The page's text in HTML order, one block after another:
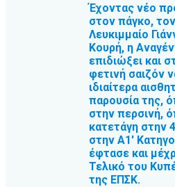
Έχοντας νέο
στον πάγκο,
Λευκιμμαίο
Κουρή, η
επιδιώξει και
φετινή σαιζόν
ιδιαίτερα
παρουσία της,
στην περσινή,
κατετάγη στην
στην Α1′
έφτασε και
Τελικό του
της ΕΠΣΚ.